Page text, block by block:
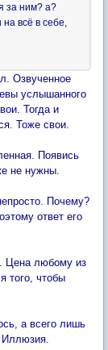
за ним? а?
всё в себе,
Озвученное
услышанного
Тогда и
Тоже свои.
Появись
не нужны.
Почему?
ответ его
Цена любому из
того, чтобы
а всего лишь